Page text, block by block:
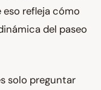
refleja cómo
del paseo
solo preguntar